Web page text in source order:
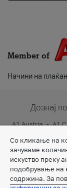
Member of
Начини на
Дознај
A1 Austria A1
Со кликање на
зачуваме
искуство преку
подобрување на
содржина. За